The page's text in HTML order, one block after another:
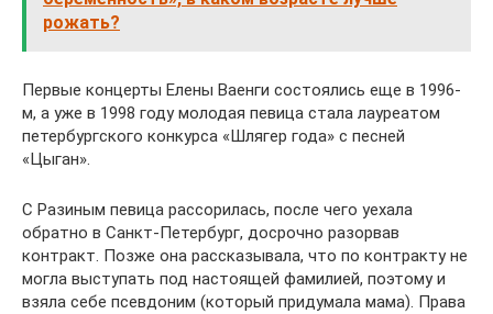
рожать?
Первые концерты Елены Ваенги состоялись еще в 1996-
м, а уже в 1998 году молодая певица стала лауреатом
петербургского конкурса «Шлягер года» с песней
«Цыган».
С Разиным певица рассорилась, после чего уехала
обратно в Санкт-Петербург, досрочно разорвав
контракт. Позже она рассказывала, что по контракту не
могла выступать под настоящей фамилией, поэтому и
взяла себе псевдоним (который придумала мама). Права